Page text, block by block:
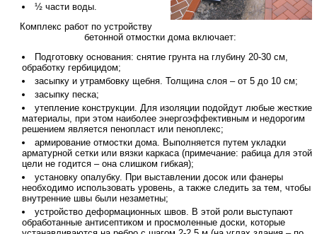
½ части воды.
Комплекс работ по устройству
бетонной отмостки дома включает:
Подготовку основания: снятие грунта на глубину 20-30 см,
обработку гербицидом;
засыпку и утрамбовку щебня. Толщина слоя – от 5 до 10 см;
засыпку песка;
утепление конструкции. Для изоляции подойдут любые жесткие
материалы, при этом наиболее энергоэффективным и недорогим
решением является пенопласт или пеноплекс;
армирование отмостки дома. Выполняется путем укладки
арматурной сетки или вязки каркаса (примечание: рабица для этой
цели не годится – она слишком гибкая);
установку опалубку. При выставлении досок или фанеры
необходимо использовать уровень, а также следить за тем, чтобы
внутренние швы были незаметны;
устройство деформационных швов. В этой роли выступают
обработанные антисептиком и просмоленные доски, которые